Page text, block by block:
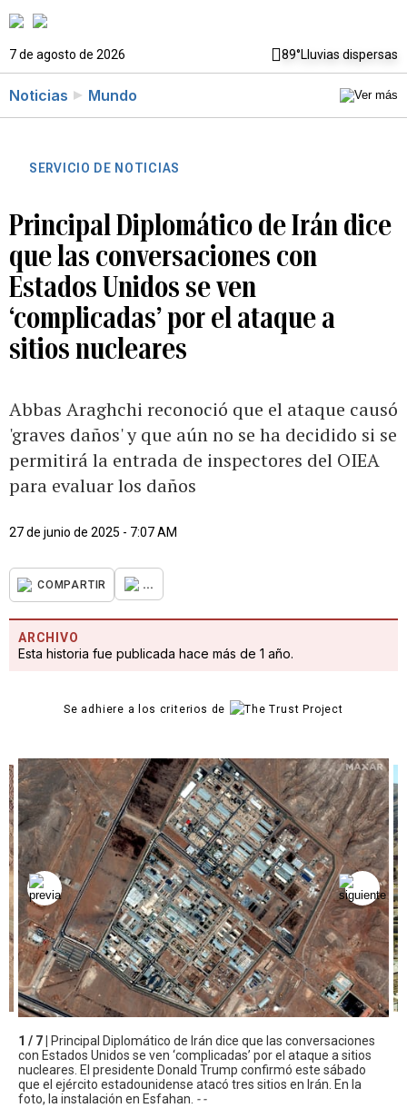
7 de agosto de 2026 89°Lluvias dispersas
Noticias Mundo
SERVICIO DE NOTICIAS
Principal Diplomático de Irán dice
que las conversaciones con
Estados Unidos se ven
‘complicadas’ por el ataque a
sitios nucleares
Abbas Araghchi reconoció que el ataque causó
'graves daños' y que aún no se ha decidido si se
permitirá la entrada de inspectores del OIEA
para evaluar los daños
27 de junio de 2025 - 7:07 AM
COMPARTIR ...
ARCHIVO
Esta historia fue publicada hace más de 1 año.
Se adhiere a los criterios de
1 / 7 |
Principal Diplomático de Irán dice que las conversaciones
con Estados Unidos se ven ‘complicadas’ por el ataque a sitios
nucleares. El presidente Donald Trump confirmó este sábado
que el ejército estadounidense atacó tres sitios en Irán. En la
foto, la instalación en Esfahan. - -